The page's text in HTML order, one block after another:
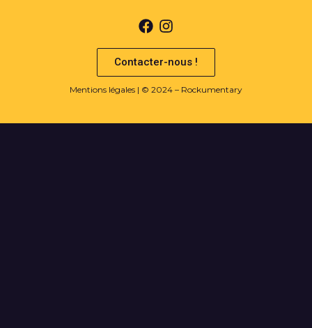
Contacter-nous !
Mentions légales | © 2024 – Rockumentary